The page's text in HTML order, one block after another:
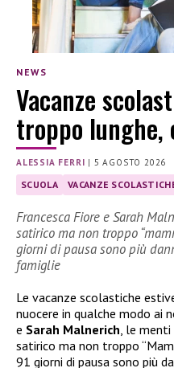
NEWS
Vacanze
troppo lunghe,
ALESSIA FERRI | 5 AGOSTO 2026
SCUOLA VACANZE
Francesca Fiore e Sarah
satirico ma non troppo
giorni di pausa sono più
famiglie
Le vacanze scolastiche
nuocere in qualche modo ai
e Sarah Malnerich , le
satirico ma non troppo
91 giorni di pausa sono più